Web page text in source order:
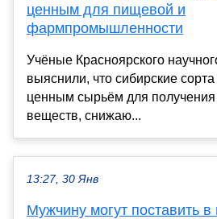
ценным для пищевой и
фармпромышленности
Учёные Красноярского
выяснили, что сибирские
ценным сырьём для
веществ, снижаю...
13:27, 30 Янв
Мужчину могут поставить в